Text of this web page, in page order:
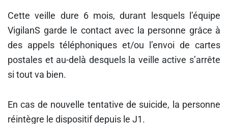
Cette veille dure 6 mois, durant lesquels l’équipe
VigilanS garde le contact avec la personne grâce à
des appels téléphoniques et/ou l’envoi de cartes
postales et au-delà desquels la veille active s’arrête
si tout va bien.
En cas de nouvelle tentative de suicide, la personne
réintègre le dispositif depuis le J1.